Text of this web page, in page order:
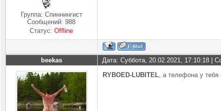
Группа: Спиннингист
Сообщений:988
Статус:Offline
beekas Дата: Суббота, 20.02.2021, 17:10:18 |
RYBOED-LUBITEL, а телефона у тебя